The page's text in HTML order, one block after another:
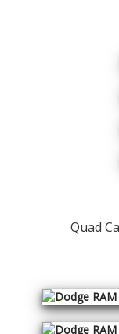
Quad